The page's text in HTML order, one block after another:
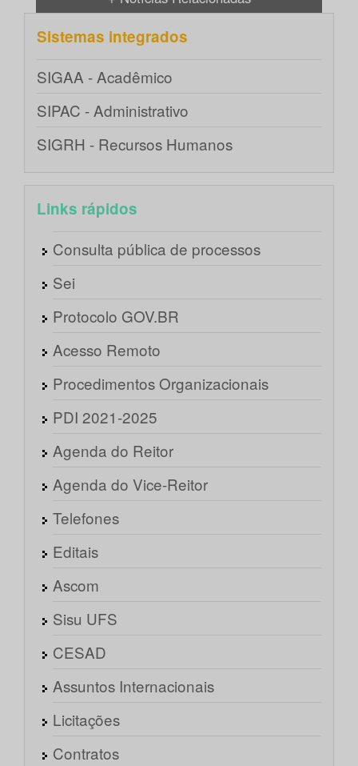
Sistemas integrados
SIGAA - Acadêmico
SIPAC - Administrativo
SIGRH - Recursos Humanos
Links rápidos
Consulta pública de processos
Sei
Protocolo GOV.BR
Acesso Remoto
Procedimentos Organizacionais
PDI 2021-2025
Agenda do Reitor
Agenda do Vice-Reitor
Telefones
Editais
Ascom
Sisu UFS
CESAD
Assuntos Internacionais
Licitações
Contratos